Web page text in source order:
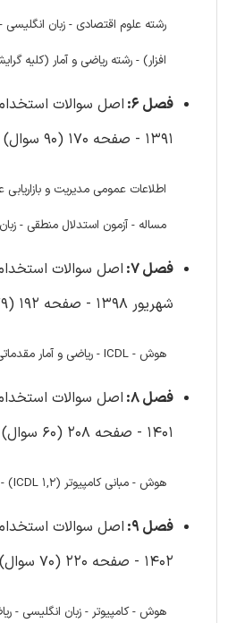
رشته علوم اقتصادی - زبان انگلیسی
افزار) - رشته ریاضی و آمار (کلیه
فصل 6:
اصل سوالات
1391 - صفحه 170 (90 سوال)
اطلاعات عمومی مدیریت و
مساله - آزمون استدلال منطقی -
فصل 7:
اصل سوالات
شهریور 1398 - صفحه 192 (79 سوال)
هوش - ICDL - ریاضی و آمار مقدماتی - زبان انگلیسی
فصل 8:
اصل سوالات
1401 - صفحه 208 (60 سوال)
هوش - مبانی کامپیوتر (ICDL 1,2) - زبان انگلیسی
فصل 9:
اصل سوالات
1402 - صفحه 220 (70 سوال)
هوش - کامپیوتر - زبان انگلیسی -